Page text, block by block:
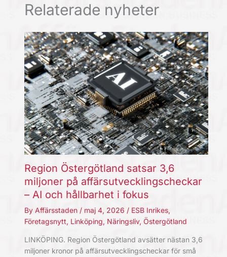
Relaterade nyheter
Region Östergötland satsar 3,6
miljoner på affärsutvecklingscheckar
– AI och hållbarhet i fokus
By Affärsstaden / maj 4, 2026 / ESB Inrikes,
Företagsnytt, Linköping, Näringsliv, Östergötland
LINKÖPING. Region Östergötland avsätter nästan 3,6
miljoner kronor på affärsutvecklingscheckar för små